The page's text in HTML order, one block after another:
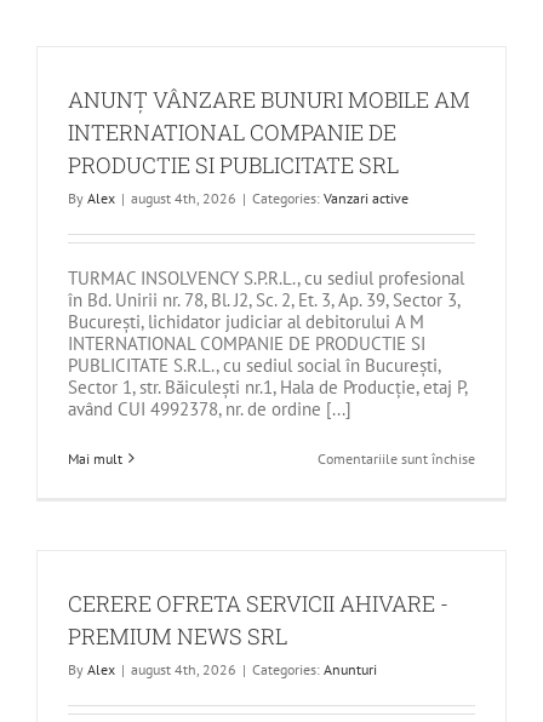
ANUNȚ VÂNZARE BUNURI MOBILE AM
INTERNATIONAL COMPANIE DE
PRODUCTIE SI PUBLICITATE SRL
By Alex | august 4th, 2026 | Categories: Vanzari active
TURMAC INSOLVENCY S.P.R.L., cu sediul profesional
în Bd. Unirii nr. 78, Bl. J2, Sc. 2, Et. 3, Ap. 39, Sector 3,
București, lichidator judiciar al debitorului A M
INTERNATIONAL COMPANIE DE PRODUCTIE SI
PUBLICITATE S.R.L., cu sediul social în București,
Sector 1, str. Băiculești nr.1, Hala de Producție, etaj P,
având CUI 4992378, nr. de ordine [...]
Mai mult Comentariile sunt închisepentru
CERERE OFRETA SERVICII AHIVARE -
PREMIUM NEWS SRL
By Alex | august 4th, 2026 | Categories: Anunturi